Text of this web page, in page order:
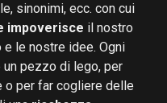
sinonimi, ecc. con cui
impoverisce il nostro
le nostre idee. Ogni
pezzo di lego, per
o per far cogliere delle